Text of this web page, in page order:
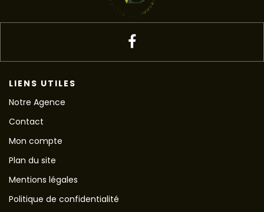
LIENS UTILES
Notre Agence
Contact
Mon compte
Plan du site
Mentions légales
Politique de confidentialité